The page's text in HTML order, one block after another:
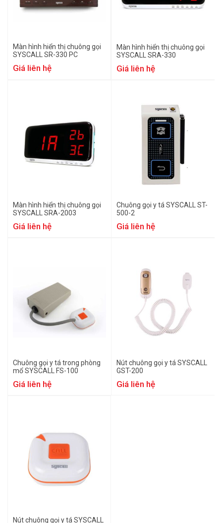
Màn hình hiển thị chuông gọi
SYSCALL SR-330 PC
Giá liên hệ
Màn hình hiển thị chuông gọi
SYSCALL SRA-330
Giá liên hệ
Màn hình hiển thị chuông gọi
SYSCALL SRA-2003
Giá liên hệ
Chuông gọi y tá SYSCALL ST-
500-2
Giá liên hệ
Chuông gọi y tá trong phòng
mổ SYSCALL FS-100
Giá liên hệ
Nút chuông gọi y tá SYSCALL
GST-200
Giá liên hệ
Nút chuông gọi y tá SYSCALL